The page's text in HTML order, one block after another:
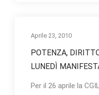
Aprile 23, 2010
POTENZA,
LUNEDÌ
Per il 26 aprile la